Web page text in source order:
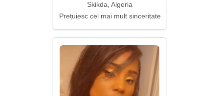
Skikda, Algeria
Prețuiesc cel mai mult sinceritatea